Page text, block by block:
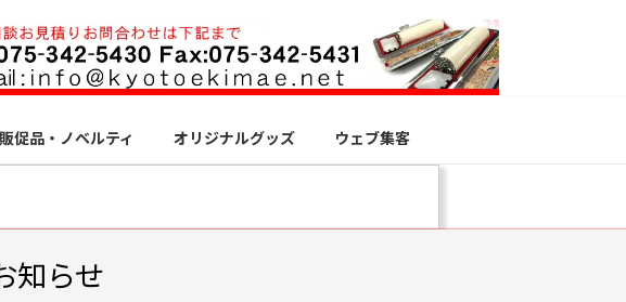
販促品・ノベルティ オリジナルグッズ ウェブ集客
知らせ